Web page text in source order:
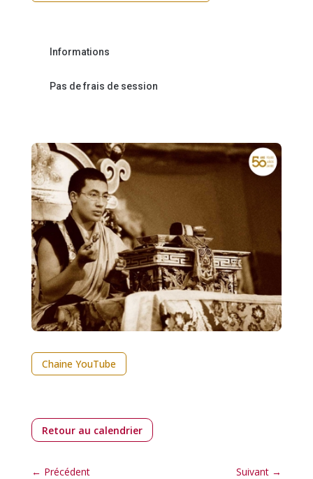
Informations
Pas de frais de session
Chaine YouTube
Retour au calendrier
← Précédent Suivant →